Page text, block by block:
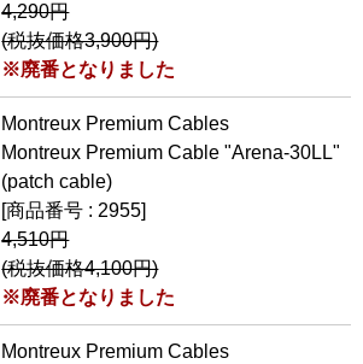
4,290円
(税抜価格3,900円)
※廃番となりました
Montreux Premium Cables
Montreux Premium Cable "Arena-30LL"
(patch cable)
[商品番号 : 2955]
4,510円
(税抜価格4,100円)
※廃番となりました
Montreux Premium Cables